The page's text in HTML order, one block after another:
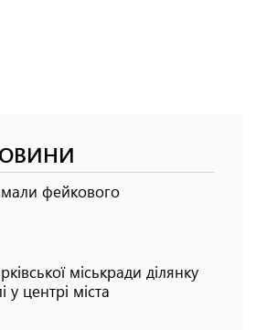
фейкового
міськради ділянку
у центрі міста